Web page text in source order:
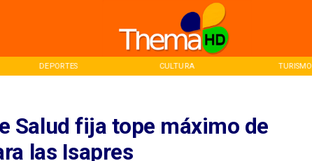
DEPORTES CULTURA TURISMO
Salud fija tope máximo de
las Isapres